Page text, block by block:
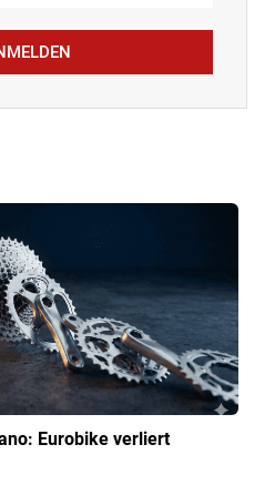
Eurobike verliert